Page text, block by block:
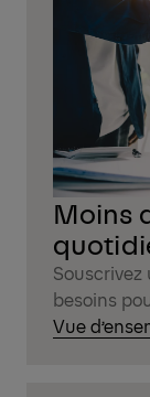
Moins
Souscrivez
besoins
Simplicité,
Vue